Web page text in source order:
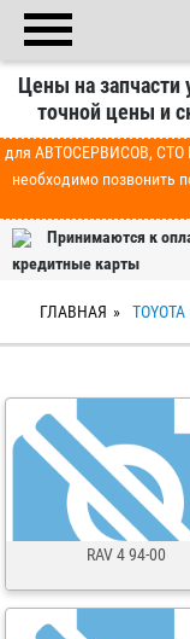
Цены на запчасти
точной цены и
для АВТОСЕРВИСОВ,
необходимо позвонить
Принимаются к
кредитные карты
ГЛАВНАЯ TOYOTA
RAV 4 94-00